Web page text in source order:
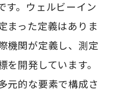
す。ウェルビーイン
まった定義はありま
機関が定義し、測定
開発しています。
元的な要素で構成さ